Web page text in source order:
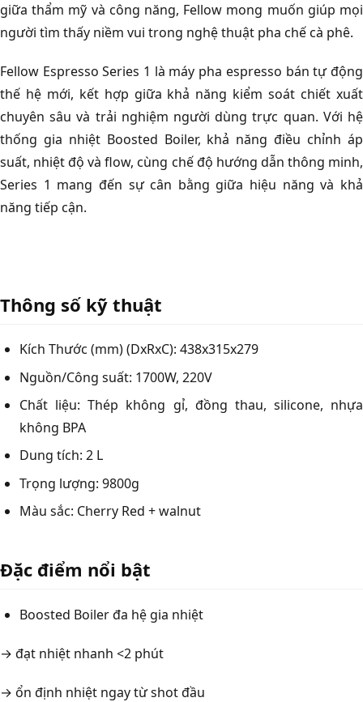
giữa thẩm mỹ và công năng, Fellow mong muốn giúp mọi
người tìm thấy niềm vui trong nghệ thuật pha chế cà phê.
Fellow Espresso Series 1 là máy pha espresso bán tự động
thế hệ mới, kết hợp giữa khả năng kiểm soát chiết xuất
chuyên sâu và trải nghiệm người dùng trực quan. Với hệ
thống gia nhiệt Boosted Boiler, khả năng điều chỉnh áp
suất, nhiệt độ và flow, cùng chế độ hướng dẫn thông minh,
Series 1 mang đến sự cân bằng giữa hiệu năng và khả
năng tiếp cận.
Thông số kỹ thuật
Kích Thước (mm) (DxRxC): 438x315x279
Nguồn/Công suất: 1700W, 220V
Chất liệu: Thép không gỉ, đồng thau, silicone, nhựa
không BPA
Dung tích: 2 L
Trọng lượng: 9800g
Màu sắc: Cherry Red + walnut
Đặc điểm nổi bật
Boosted Boiler đa hệ gia nhiệt
→ đạt nhiệt nhanh <2 phút
→ ổn định nhiệt ngay từ shot đầu